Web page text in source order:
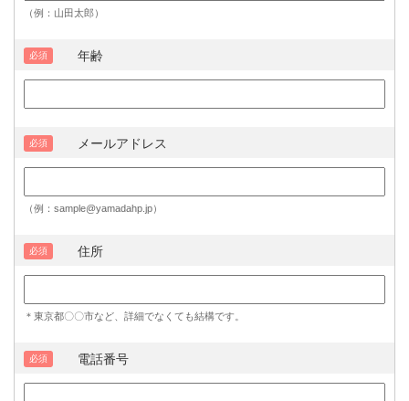
（例：山田太郎）
年齢
必須
メールアドレス
必須
（例：sample@yamadahp.jp）
住所
必須
＊東京都〇〇市など、詳細でなくても結構です。
電話番号
必須